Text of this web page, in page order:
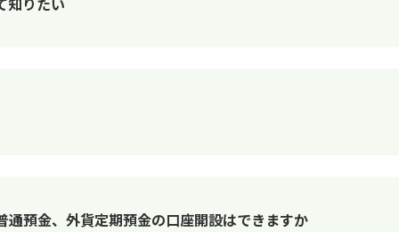
預金、外貨定期預金の口座開設はできますか